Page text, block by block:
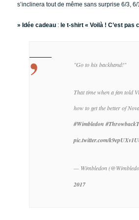
s’inclinera tout de même sans surprise 6/3, 6/
» Idée cadeau : le t-shirt « Voilà ! C’est pas
"Go to his backhand!"
That time when a fan told
how to get the better of
#Wimbledon
pic.twitter.com/
— Wimbledon
2017